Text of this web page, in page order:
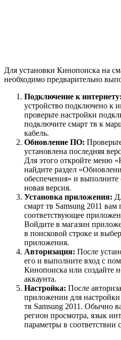
Для установки Кинопоиска на
необходимо предварительно
Подключение к интернету:
устройство подключено к
проверьте настройки
подключите смарт тв к
кабель.
Обновление ПО:
установлена последняя
Для этого откройте меню
найдите раздел
обеспечения» и
новая версия.
Установка приложения:
смарт тв Samsung 2011 вам
соответствующее
Войдите в магазин
в поисковой строке и
приложения.
Авторизация: После
его и выполните вход с
Кинопоиска или создайте
аккаунта.
Настройка: После
приложении для
тв Samsung 2011. Обычно
регион просмотра, язык
параметры в